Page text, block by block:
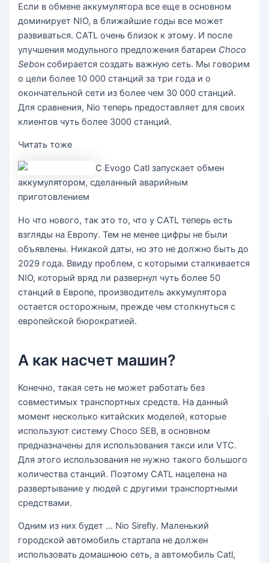
Если в обмене аккумулятора все еще в основном
доминирует NIO, в ближайшие годы все может
развиваться. CATL очень близок к этому. И после
улучшения модульного предложения батареи Choco
Sebон собирается создать важную сеть. Мы говорим
о цели более 10 000 станций за три года и о
окончательной сети из более чем 30 000 станций.
Для сравнения, Nio теперь предоставляет для своих
клиентов чуть более 3000 станций.
Читать тоже
С Evogo Catl запускает обмен
аккумулятором, сделанный аварийным
приготовлением
Но что нового, так это то, что у CATL теперь есть
взгляды на Европу. Тем не менее цифры не были
объявлены. Никакой даты, но это не должно быть до
2029 года. Ввиду проблем, с которыми сталкивается
NIO, который вряд ли развернул чуть более 50
станций в Европе, производитель аккумулятора
остается осторожным, прежде чем столкнуться с
европейской бюрократией.
А как насчет машин?
Конечно, такая сеть не может работать без
совместимых транспортных средств. На данный
момент несколько китайских моделей, которые
используют систему Choco SEB, в основном
предназначены для использования такси или VTC.
Для этого использования не нужно такого большого
количества станций. Поэтому CATL нацелена на
развертывание у людей с другими транспортными
средствами.
Одним из них будет … Nio Sirefly. Маленький
городской автомобиль стартапа не должен
использовать домашнюю сеть, а автомобиль Catl,